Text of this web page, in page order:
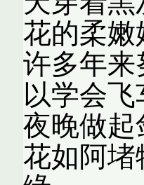
花的柔
许多年来
以学会
夜晚做
花如阿